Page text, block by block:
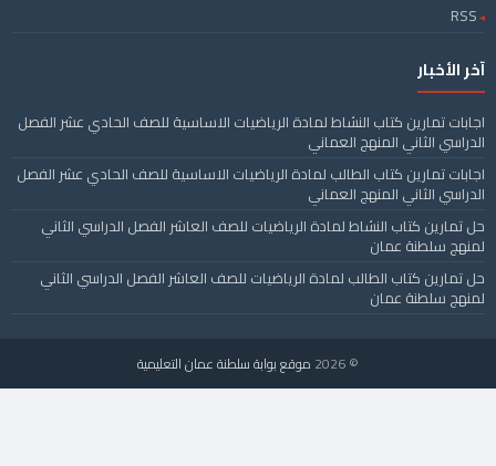
RSS
آخر الأخبار
اجابات تمارين كتاب النشاط لمادة الرياضيات الاساسية للصف الحادي عشر الفصل
الدراسي الثاني المنهج العماني
اجابات تمارين كتاب الطالب لمادة الرياضيات الاساسية للصف الحادي عشر الفصل
الدراسي الثاني المنهج العماني
حل تمارين كتاب النشاط لمادة الرياضيات للصف العاشر الفصل الدراسي الثاني
لمنهج سلطنة عمان
حل تمارين كتاب الطالب لمادة الرياضيات للصف العاشر الفصل الدراسي الثاني
لمنهج سلطنة عمان
© 2026 موقع بوابة سلطنة عمان التعليمية